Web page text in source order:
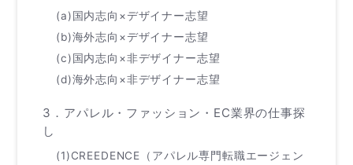
(a)国内志向×デザイナー志望
(b)海外志向×デザイナー志望
(c)国内志向×非デザイナー志望
(d)海外志向×非デザイナー志望
3．アパレル・ファッション・EC業界の仕事探
し
(1)CREEDENCE（アパレル専門転職エージェン